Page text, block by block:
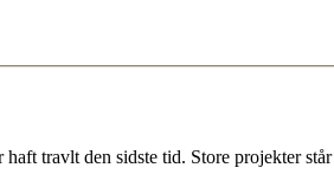
travlt den sidste tid. Store projekter